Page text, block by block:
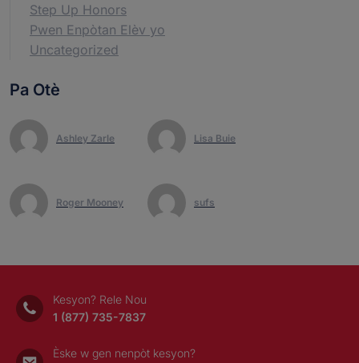
Step Up Honors
Pwen Enpòtan Elèv yo
Uncategorized
Pa Otè
Ashley Zarle Lisa Buie
Roger Mooney sufs
Kesyon? Rele Nou
1 (877) 735-7837
Èske w gen nenpòt kesyon?